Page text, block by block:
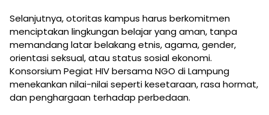
Selanjutnya, otoritas kampus harus berkomitmen
menciptakan lingkungan belajar yang aman, tanpa
memandang latar belakang etnis, agama, gender,
orientasi seksual, atau status sosial ekonomi.
Konsorsium Pegiat HIV bersama NGO di Lampung
menekankan nilai-nilai seperti kesetaraan, rasa hormat,
dan penghargaan terhadap perbedaan.